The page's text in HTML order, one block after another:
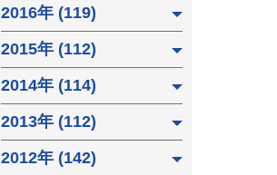
2016年 (119)
2015年 (112)
2014年 (114)
2013年 (112)
2012年 (142)